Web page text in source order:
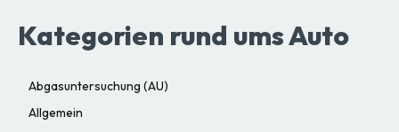
Kategorien rund ums Auto
Abgasuntersuchung (AU)
Allgemein